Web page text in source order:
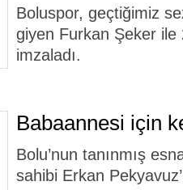
Boluspor, geçtiğimiz
giyen Furkan Şeker ile
imzaladı.
Babaannesi için
Bolu’nun tanınmış
sahibi Erkan